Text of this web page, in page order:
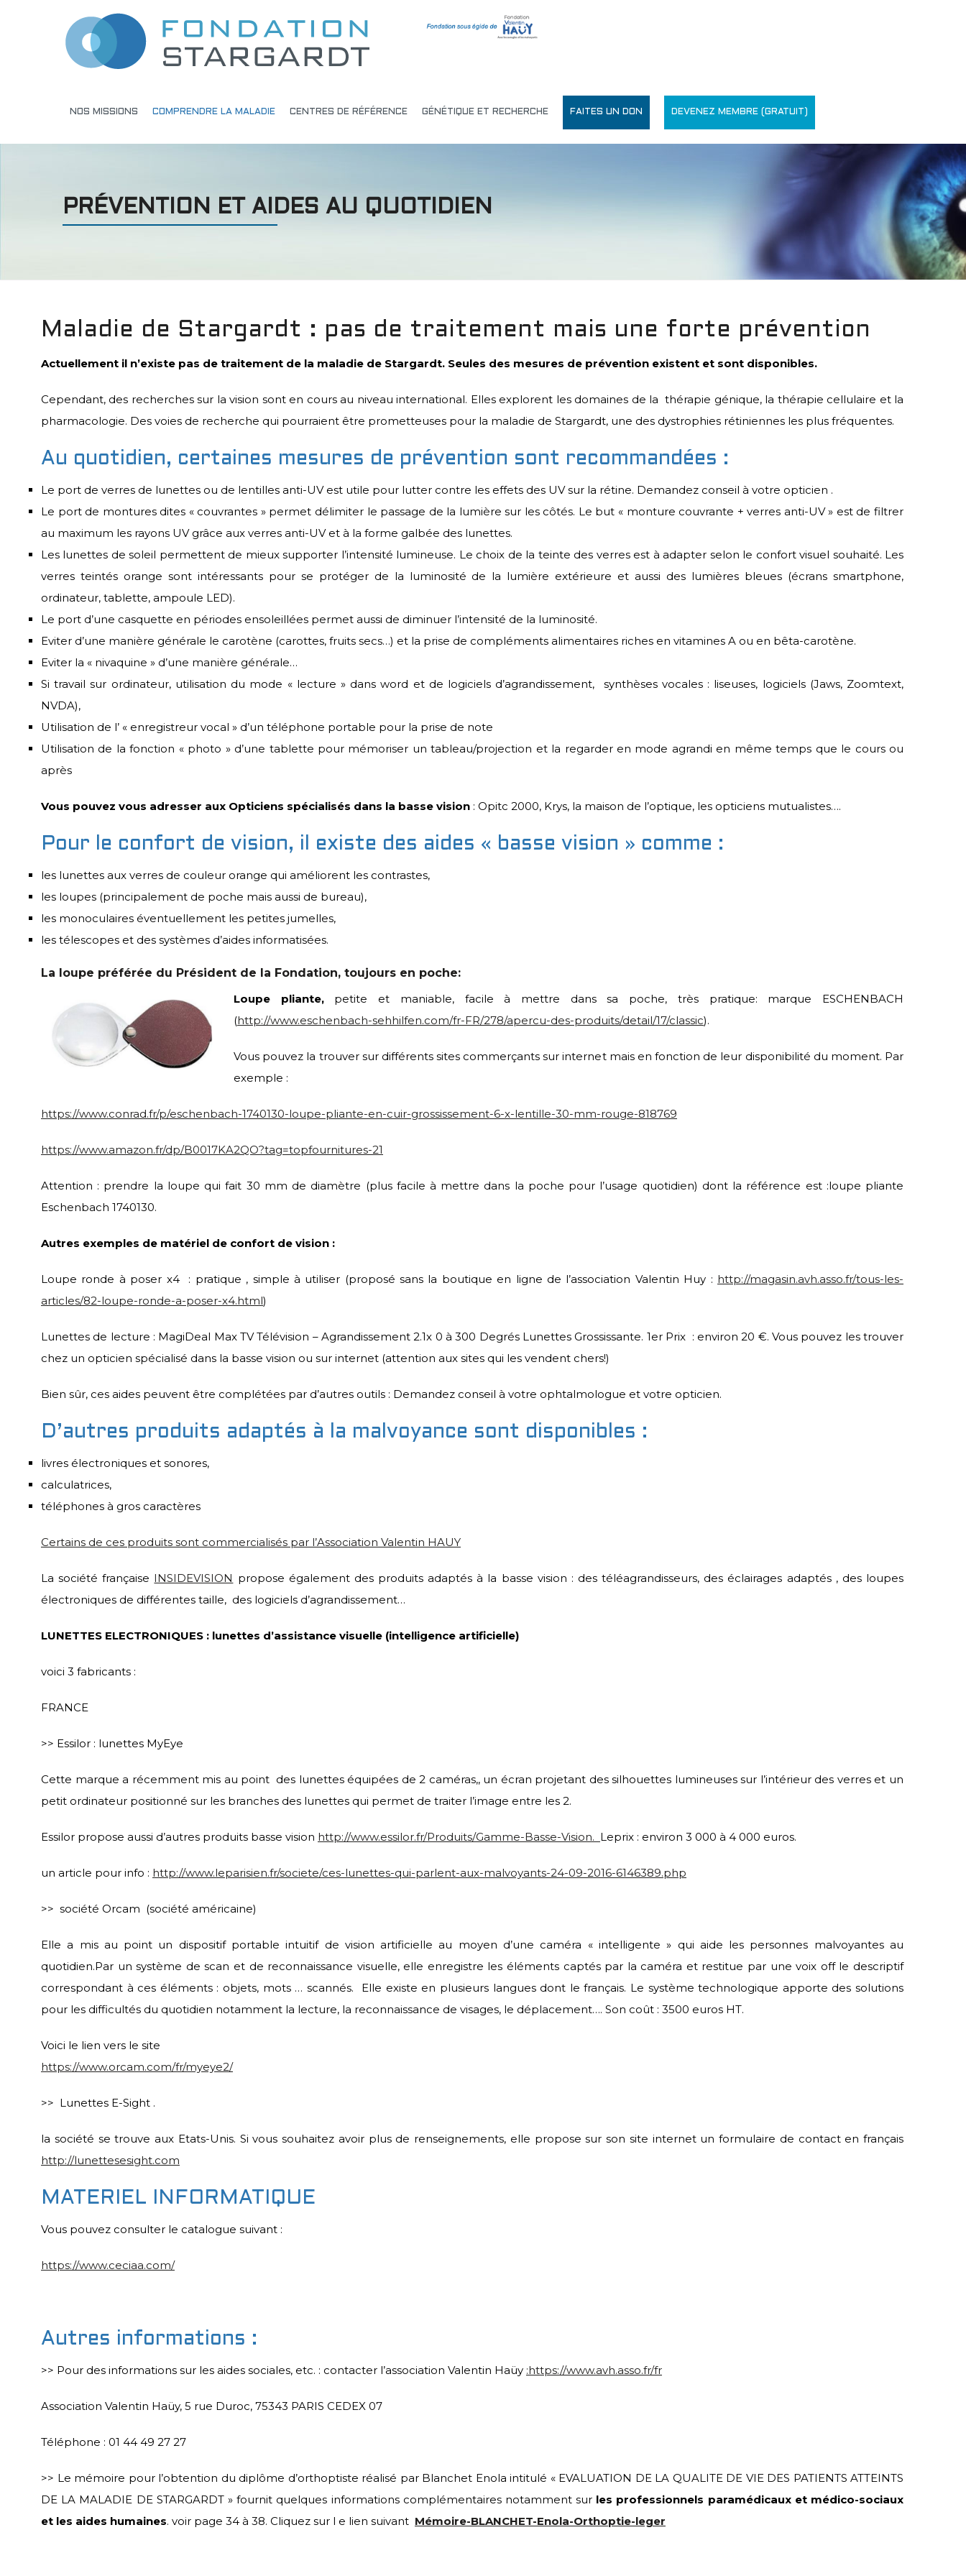
NOS MISSIONS COMPRENDRE LA MALADIE CENTRES DE RÉFÉRENCE GÉNÉTIQUE ET RECHERCHE FAITES UN DON DEVENEZ MEMBRE (GRATUIT)
PRÉVENTION ET AIDES AU QUOTIDIEN
Maladie de Stargardt : pas de traitement mais une forte prévention
Actuellement il n’existe pas de traitement de la maladie de Stargardt. Seules des mesures de prévention existent et sont disponibles.
Cependant, des recherches sur la vision sont en cours au niveau international. Elles explorent les domaines de la thérapie génique, la thérapie cellulaire et la
pharmacologie. Des voies de recherche qui pourraient être prometteuses pour la maladie de Stargardt, une des dystrophies rétiniennes les plus fréquentes.
Au quotidien, certaines mesures de prévention sont recommandées :
Le port de verres de lunettes ou de lentilles anti-UV est utile pour lutter contre les effets des UV sur la rétine. Demandez conseil à votre opticien .
Le port de montures dites « couvrantes » permet délimiter le passage de la lumière sur les côtés. Le but « monture couvrante + verres anti-UV » est de filtrer
au maximum les rayons UV grâce aux verres anti-UV et à la forme galbée des lunettes.
Les lunettes de soleil permettent de mieux supporter l’intensité lumineuse. Le choix de la teinte des verres est à adapter selon le confort visuel souhaité. Les
verres teintés orange sont intéressants pour se protéger de la luminosité de la lumière extérieure et aussi des lumières bleues (écrans smartphone,
ordinateur, tablette, ampoule LED).
Le port d’une casquette en périodes ensoleillées permet aussi de diminuer l’intensité de la luminosité.
Eviter d’une manière générale le carotène (carottes, fruits secs…) et la prise de compléments alimentaires riches en vitamines A ou en bêta-carotène.
Eviter la « nivaquine » d’une manière générale…
Si travail sur ordinateur, utilisation du mode « lecture » dans word et de logiciels d’agrandissement, synthèses vocales : liseuses, logiciels (Jaws, Zoomtext,
NVDA),
Utilisation de l’ « enregistreur vocal » d’un téléphone portable pour la prise de note
Utilisation de la fonction « photo » d’une tablette pour mémoriser un tableau/projection et la regarder en mode agrandi en même temps que le cours ou
après
Vous pouvez vous adresser aux Opticiens spécialisés dans la basse vision : Opitc 2000, Krys, la maison de l’optique, les opticiens mutualistes….
Pour le confort de vision, il existe des aides « basse vision » comme :
les lunettes aux verres de couleur orange qui améliorent les contrastes,
les loupes (principalement de poche mais aussi de bureau),
les monoculaires éventuellement les petites jumelles,
les télescopes et des systèmes d’aides informatisées.
La loupe préférée du Président de la Fondation, toujours en poche:
Loupe pliante,petite et maniable, facile à mettre dans sa poche, très pratique: marque ESCHENBACH
(http://www.eschenbach-sehhilfen.com/fr-FR/278/apercu-des-produits/detail/17/classic).
Vous pouvez la trouver sur différents sites commerçants sur internet mais en fonction de leur disponibilité du moment. Par
exemple :
https://www.conrad.fr/p/eschenbach-1740130-loupe-pliante-en-cuir-grossissement-6-x-lentille-30-mm-rouge-818769
https://www.amazon.fr/dp/B0017KA2QO?tag=topfournitures-21
Attention : prendre la loupe qui fait 30 mm de diamètre (plus facile à mettre dans la poche pour l’usage quotidien) dont la référence est :loupe pliante
Eschenbach 1740130.
Autres exemples de matériel de confort de vision :
Loupe ronde à poser x4 : pratique , simple à utiliser (proposé sans la boutique en ligne de l’association Valentin Huy : http://magasin.avh.asso.fr/tous-les-
articles/82-loupe-ronde-a-poser-x4.html)
Lunettes de lecture : MagiDeal Max TV Télévision – Agrandissement 2.1x 0 à 300 Degrés Lunettes Grossissante. 1er Prix : environ 20 €. Vous pouvez les trouver
chez un opticien spécialisé dans la basse vision ou sur internet (attention aux sites qui les vendent chers!)
Bien sûr, ces aides peuvent être complétées par d’autres outils : Demandez conseil à votre ophtalmologue et votre opticien.
D’autres produits adaptés à la malvoyance sont disponibles :
livres électroniques et sonores,
calculatrices,
téléphones à gros caractères
Certains de ces produits sont commercialisés par l’Association Valentin HAUY
La société française INSIDEVISION propose également des produits adaptés à la basse vision : des téléagrandisseurs, des éclairages adaptés , des loupes
électroniques de différentes taille, des logiciels d’agrandissement…
LUNETTES ELECTRONIQUES : lunettes d’assistance visuelle (intelligence artificielle)
voici 3 fabricants :
FRANCE
>> Essilor : lunettes MyEye
Cette marque a récemment mis au point des lunettes équipées de 2 caméras,, un écran projetant des silhouettes lumineuses sur l’intérieur des verres et un
petit ordinateur positionné sur les branches des lunettes qui permet de traiter l’image entre les 2.
Essilor propose aussi d’autres produits basse vision http://www.essilor.fr/Produits/Gamme-Basse-Vision. Leprix : environ 3 000 à 4 000 euros.
un article pour info : http://www.leparisien.fr/societe/ces-lunettes-qui-parlent-aux-malvoyants-24-09-2016-6146389.php
>> société Orcam (société américaine)
Elle a mis au point un dispositif portable intuitif de vision artificielle au moyen d’une caméra « intelligente » qui aide les personnes malvoyantes au
quotidien.Par un système de scan et de reconnaissance visuelle, elle enregistre les éléments captés par la caméra et restitue par une voix off le descriptif
correspondant à ces éléments : objets, mots … scannés. Elle existe en plusieurs langues dont le français. Le système technologique apporte des solutions
pour les difficultés du quotidien notamment la lecture, la reconnaissance de visages, le déplacement…. Son coût : 3500 euros HT.
Voici le lien vers le site
https://www.orcam.com/fr/myeye2/
>> Lunettes E-Sight .
la société se trouve aux Etats-Unis. Si vous souhaitez avoir plus de renseignements, elle propose sur son site internet un formulaire de contact en français
http://lunettesesight.com
MATERIEL INFORMATIQUE
Vous pouvez consulter le catalogue suivant :
https://www.ceciaa.com/
Autres informations :
>> Pour des informations sur les aides sociales, etc. : contacter l’association Valentin Haüy :https://www.avh.asso.fr/fr
Association Valentin Haüy, 5 rue Duroc, 75343 PARIS CEDEX 07
Téléphone : 01 44 49 27 27
>> Le mémoire pour l’obtention du diplôme d’orthoptiste réalisé par Blanchet Enola intitulé « EVALUATION DE LA QUALITE DE VIE DES PATIENTS ATTEINTS
DE LA MALADIE DE STARGARDT » fournit quelques informations complémentaires notamment sur les professionnels paramédicaux et médico-sociaux
et les aides humaines. voir page 34 à 38. Cliquez sur l e lien suivant Mémoire-BLANCHET-Enola-Orthoptie-leger